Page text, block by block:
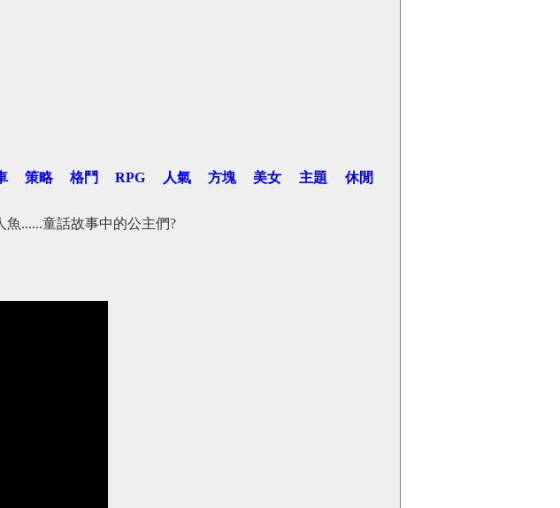
策略 格鬥 RPG 人氣 方塊 美女 主題
休閒
......童話故事中的公主們?